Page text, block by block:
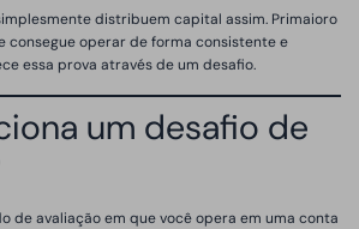
distribuem capital assim. Primaioro
consegue operar de forma consistente e
essa prova através de um desafio.
um desafio de
de avaliação em que você opera em uma conta